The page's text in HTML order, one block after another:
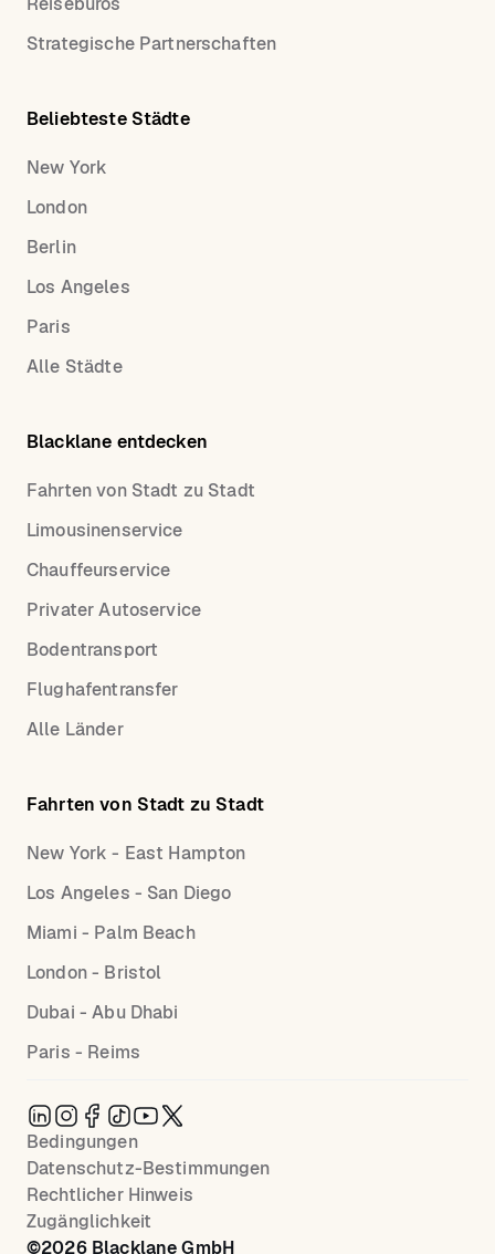
Strategische Partnerschaften
Beliebteste Städte
New York
London
Berlin
Los Angeles
Paris
Alle Städte
Blacklane entdecken
Fahrten von Stadt zu Stadt
Limousinenservice
Chauffeurservice
Privater Autoservice
Bodentransport
Flughafentransfer
Alle Länder
Fahrten von Stadt zu Stadt
New York - East Hampton
Los Angeles - San Diego
Miami - Palm Beach
London - Bristol
Dubai - Abu Dhabi
Paris - Reims
©2026Blacklane GmbH
Bedingungen
Datenschutz-Bestimmungen
Rechtlicher Hinweis
Zugänglichkeit